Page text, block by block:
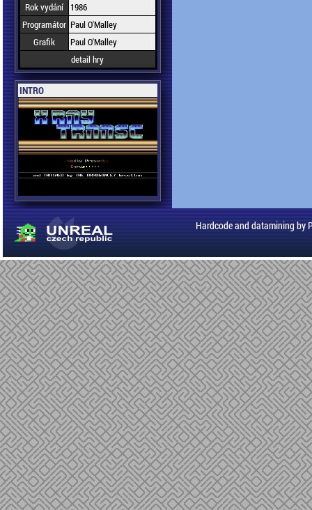
Rok vydání
1986
Programátor Paul O'Malley
Grafik
Paul O'Malley
detail hry
INTRO
Hardcode and datamining by